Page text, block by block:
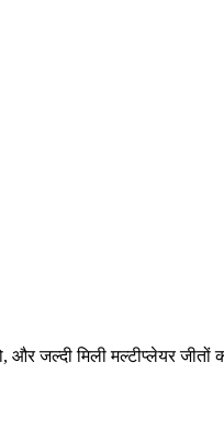
जल्दी मिली मल्टीप्लेयर जीतों